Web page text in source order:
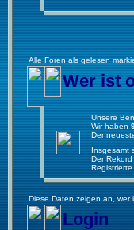
Alle Foren als gelesen
Wer ist
Unsere
Wir haben
Der
Insgesamt
Der
Diese Daten zeigen an, wer
Login